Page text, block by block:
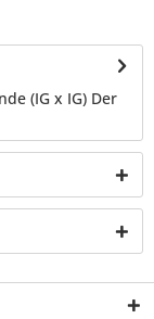
(IG x IG) Der